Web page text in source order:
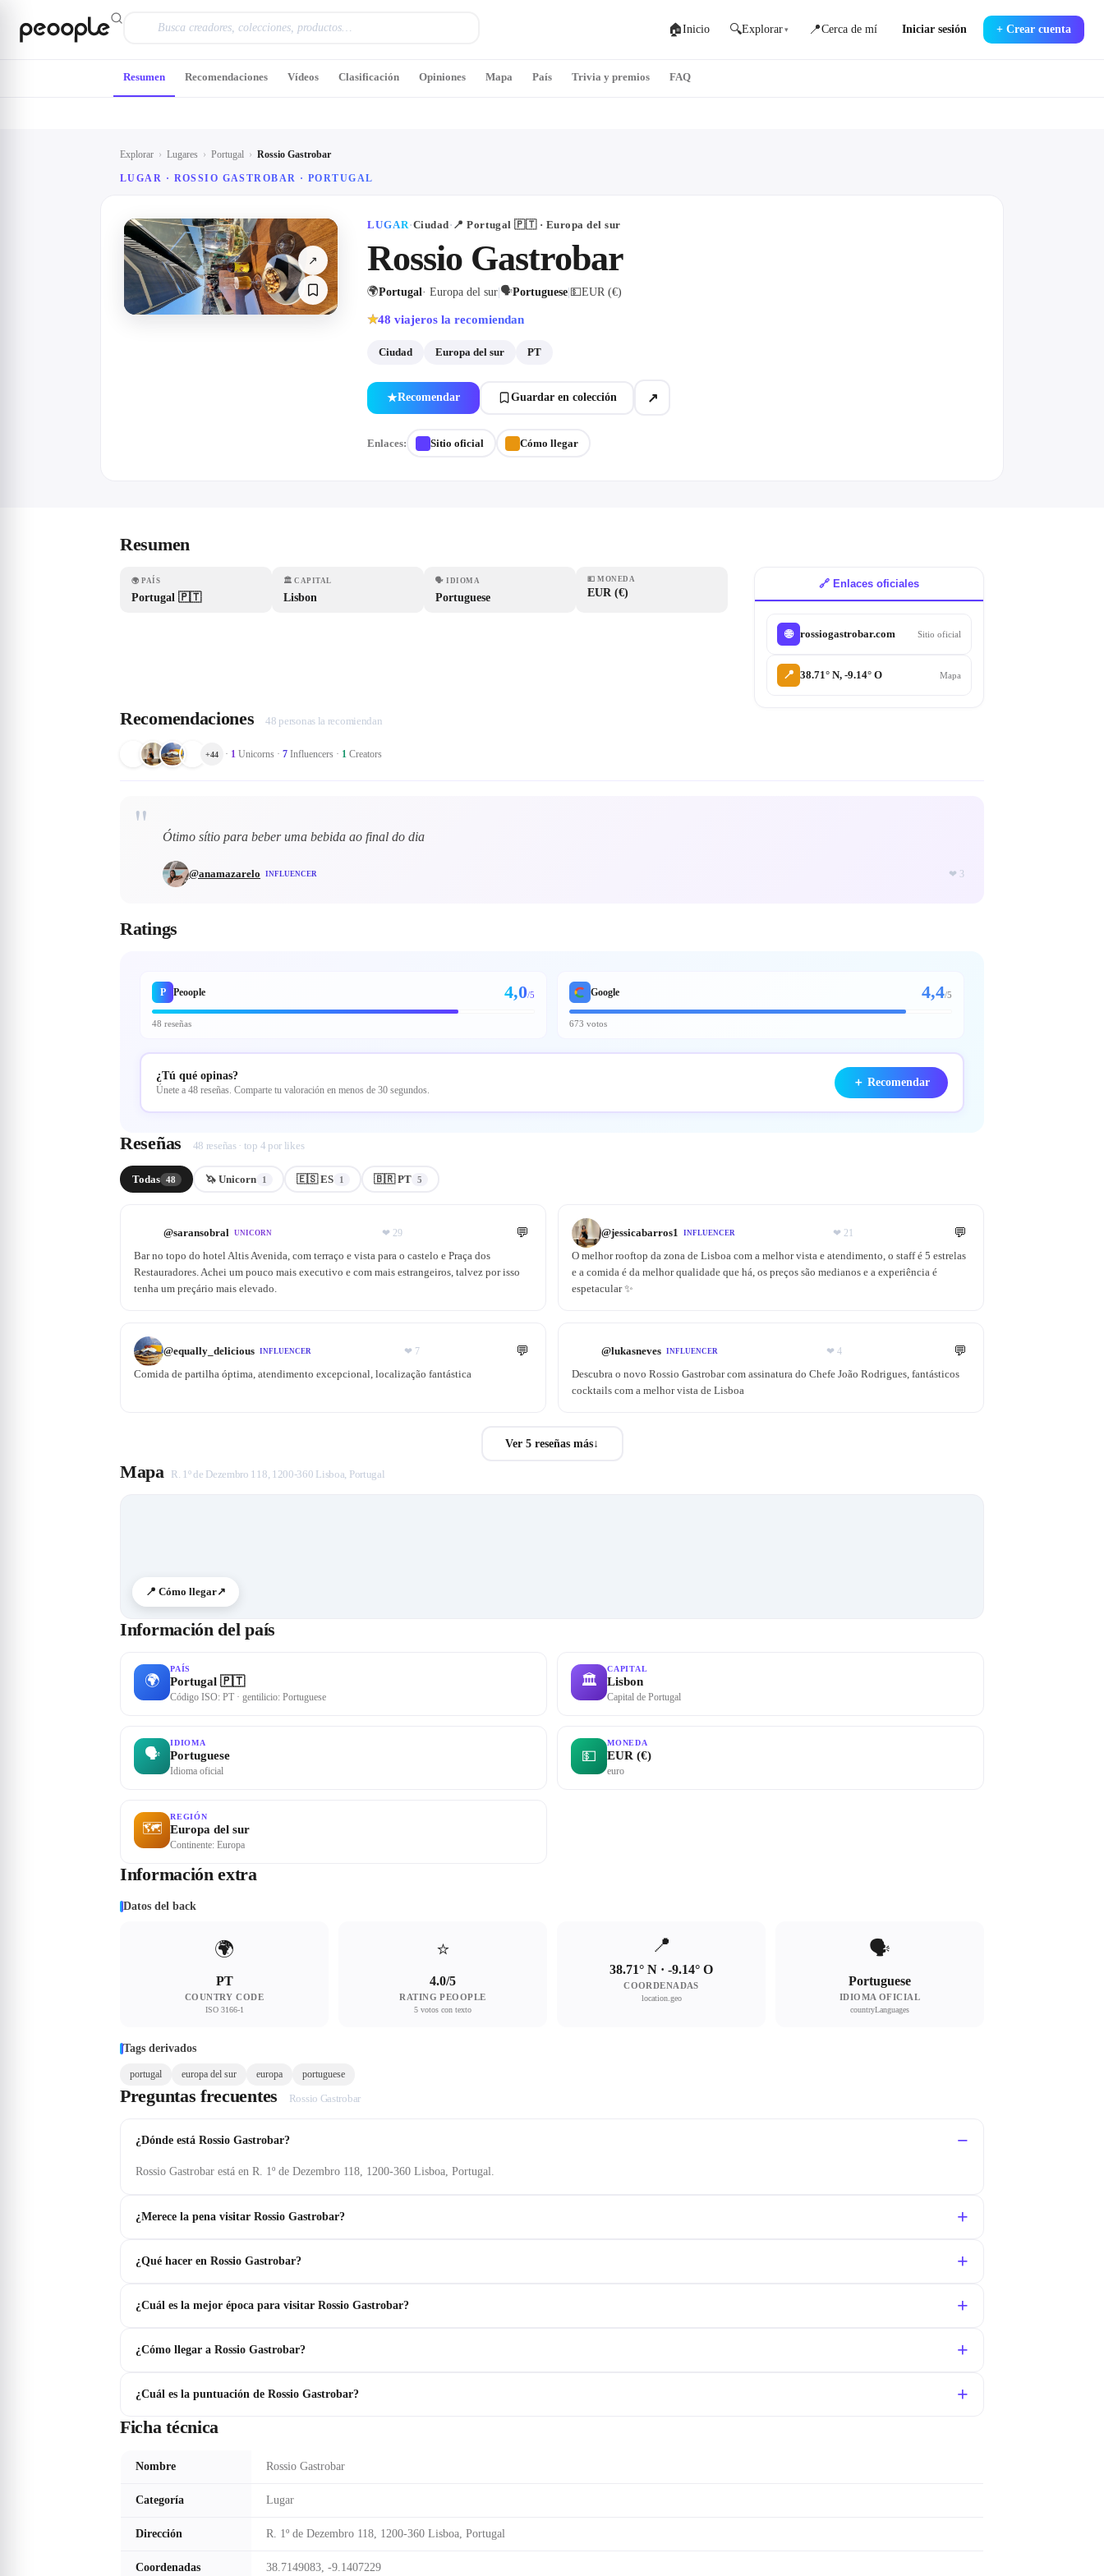
🏠Inicio 🔍Explorar ▾ 📍Cerca de mí Iniciar sesión + Crear cuenta
Explorar › Lugares › Portugal › Rossio Gastrobar
LUGAR · ROSSIO GASTROBAR · PORTUGAL
↗
LUGAR·Ciudad· 📍Portugal 🇵🇹· Europa del sur
Rossio Gastrobar
🌍Portugal· Europa del sur 🗣Portuguese 💵EUR (€)
★48 viajeros la recomiendan
Ciudad Europa del sur PT
★Recomendar Guardar en colección ↗
Enlaces: Sitio oficial Cómo llegar
Resumen Recomendaciones Vídeos Clasificación Opiniones Mapa País Trivia y premios FAQ
Resumen
🌍 PAÍS
Portugal 🇵🇹
🏛 CAPITAL
Lisbon
🗣 IDIOMA
Portuguese
💵 MONEDA
EUR (€)
🔗 Enlaces oficiales
🌐 rossiogastrobar.com Sitio oficial
📍 38.71° N, -9.14° O Mapa
Recomendaciones 48 personas la recomiendan
+44 · 1 Unicorns · 7 Influencers · 1 Creators
" Ótimo sítio para beber uma bebida ao final do dia
@anamazarelo INFLUENCER ❤ 3
Ratings
P Peoople 4,0/5
48 reseñas
Google 4,4/5
673 votos
¿Tú qué opinas?
Únete a 48 reseñas. Comparte tu valoración en menos de 30 segundos.
＋ Recomendar
Reseñas 48 reseñas · top 4 por likes
Todas 48 🦄 Unicorn 1 🇪🇸 ES 1 🇧🇷 PT 5
@saransobral UNICORN ❤ 29 💬
Bar no topo do hotel Altis Avenida, com terraço e vista para o castelo e Praça dos
Restauradores. Achei um pouco mais executivo e com mais estrangeiros, talvez por isso
tenha um preçário mais elevado.
@jessicabarros1 INFLUENCER ❤ 21 💬
O melhor rooftop da zona de Lisboa com a melhor vista e atendimento, o staff é 5 estrelas
e a comida é da melhor qualidade que há, os preços são medianos e a experiência é
espetacular ✨
@equally_delicious INFLUENCER ❤ 7 💬
Comida de partilha óptima, atendimento excepcional, localização fantástica
@lukasneves INFLUENCER ❤ 4 💬
Descubra o novo Rossio Gastrobar com assinatura do Chefe João Rodrigues, fantásticos
cocktails com a melhor vista de Lisboa
Ver 5 reseñas más↓
Mapa R. 1º de Dezembro 118, 1200-360 Lisboa, Portugal
📍 Cómo llegar↗
Información del país
🌍
PAÍS
Portugal 🇵🇹
Código ISO: PT · gentilicio: Portuguese
🏛
CAPITAL
Lisbon
Capital de Portugal
🗣
IDIOMA
Portuguese
Idioma oficial
💵
MONEDA
EUR (€)
euro
🗺
REGIÓN
Europa del sur
Continente: Europa
Información extra
Datos del back
🌍
PT
COUNTRY CODE
ISO 3166-1
⭐
4.0/5
RATING PEOOPLE
5 votos con texto
📍
38.71° N · -9.14° O
COORDENADAS
location.geo
🗣
Portuguese
IDIOMA OFICIAL
countryLanguages
Tags derivados
portugal europa del sur europa portuguese
Preguntas frecuentes Rossio Gastrobar
¿Dónde está Rossio Gastrobar?
Rossio Gastrobar está en R. 1º de Dezembro 118, 1200-360 Lisboa, Portugal.
¿Merece la pena visitar Rossio Gastrobar?
¿Qué hacer en Rossio Gastrobar?
¿Cuál es la mejor época para visitar Rossio Gastrobar?
¿Cómo llegar a Rossio Gastrobar?
¿Cuál es la puntuación de Rossio Gastrobar?
Ficha técnica
Nombre Rossio Gastrobar
Categoría Lugar
Dirección R. 1º de Dezembro 118, 1200-360 Lisboa, Portugal
Coordenadas 38.7149083, -9.1407229